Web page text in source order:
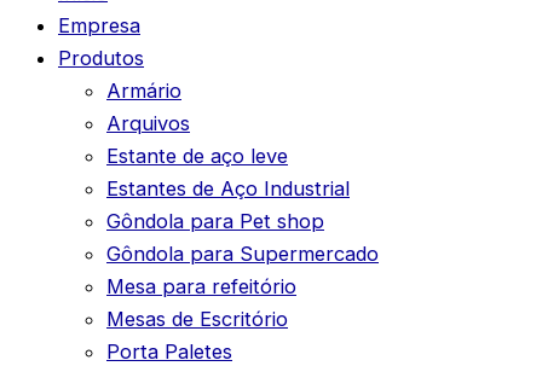
Empresa
Produtos
Armário
Arquivos
Estante de aço leve
Estantes de Aço Industrial
Gôndola para Pet shop
Gôndola para Supermercado
Mesa para refeitório
Mesas de Escritório
Porta Paletes